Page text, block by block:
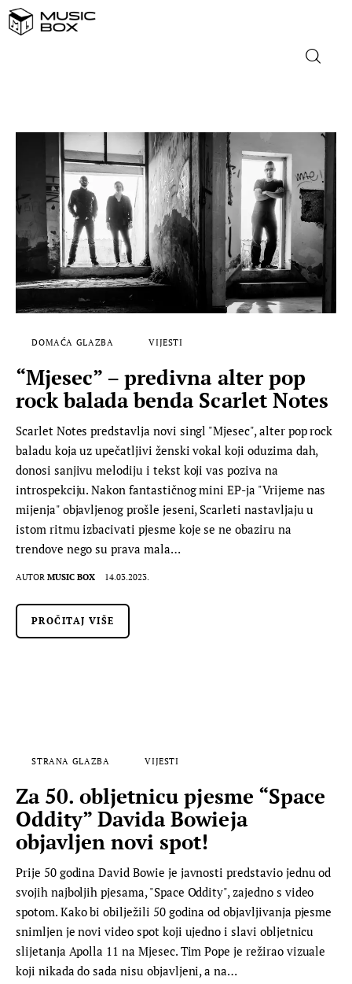
DOMAĆA GLAZBA
STRANA GLAZBA
FILM
MUSIC BOX
DOMAĆA GLAZBA VIJESTI
“Mjesec” – predivna alter pop
rock balada benda Scarlet Notes
Scarlet Notes predstavlja novi singl "Mjesec", alter pop rock
baladu koja uz upečatljivi ženski vokal koji oduzima dah,
donosi sanjivu melodiju i tekst koji vas poziva na
introspekciju. Nakon fantastičnog mini EP-ja "Vrijeme nas
mijenja" objavljenog prošle jeseni, Scarleti nastavljaju u
istom ritmu izbacivati pjesme koje se ne obaziru na
trendove nego su prava mala…
AUTOR MUSIC BOX 14.03.2023.
PROČITAJ VIŠE
STRANA GLAZBA VIJESTI
Za 50. obljetnicu pjesme “Space
Oddity” Davida Bowieja
objavljen novi spot!
Prije 50 godina David Bowie je javnosti predstavio jednu od
svojih najboljih pjesama, "Space Oddity", zajedno s video
spotom. Kako bi obilježili 50 godina od objavljivanja pjesme
snimljen je novi video spot koji ujedno i slavi obljetnicu
slijetanja Apolla 11 na Mjesec. Tim Pope je režirao vizuale
koji nikada do sada nisu objavljeni, a na…